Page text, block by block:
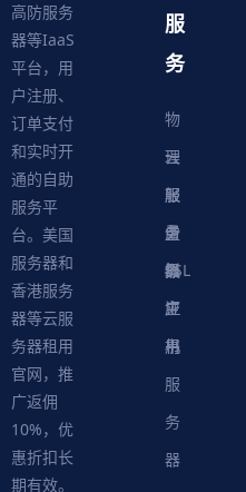
高防服务
器等IaaS
平台，用
户注册、
订单支付
和实时开
通的自助
服务平
台。美国
服务器和
香港服务
器等云服
务器租用
官网，推
广返佣
10%，优
惠折扣长
期有效。
服
务
物
理
服
务
器
云
服
务
器
轻
量
级
应
用
服
务
器
虚
拟
主
机
SSL
证
书